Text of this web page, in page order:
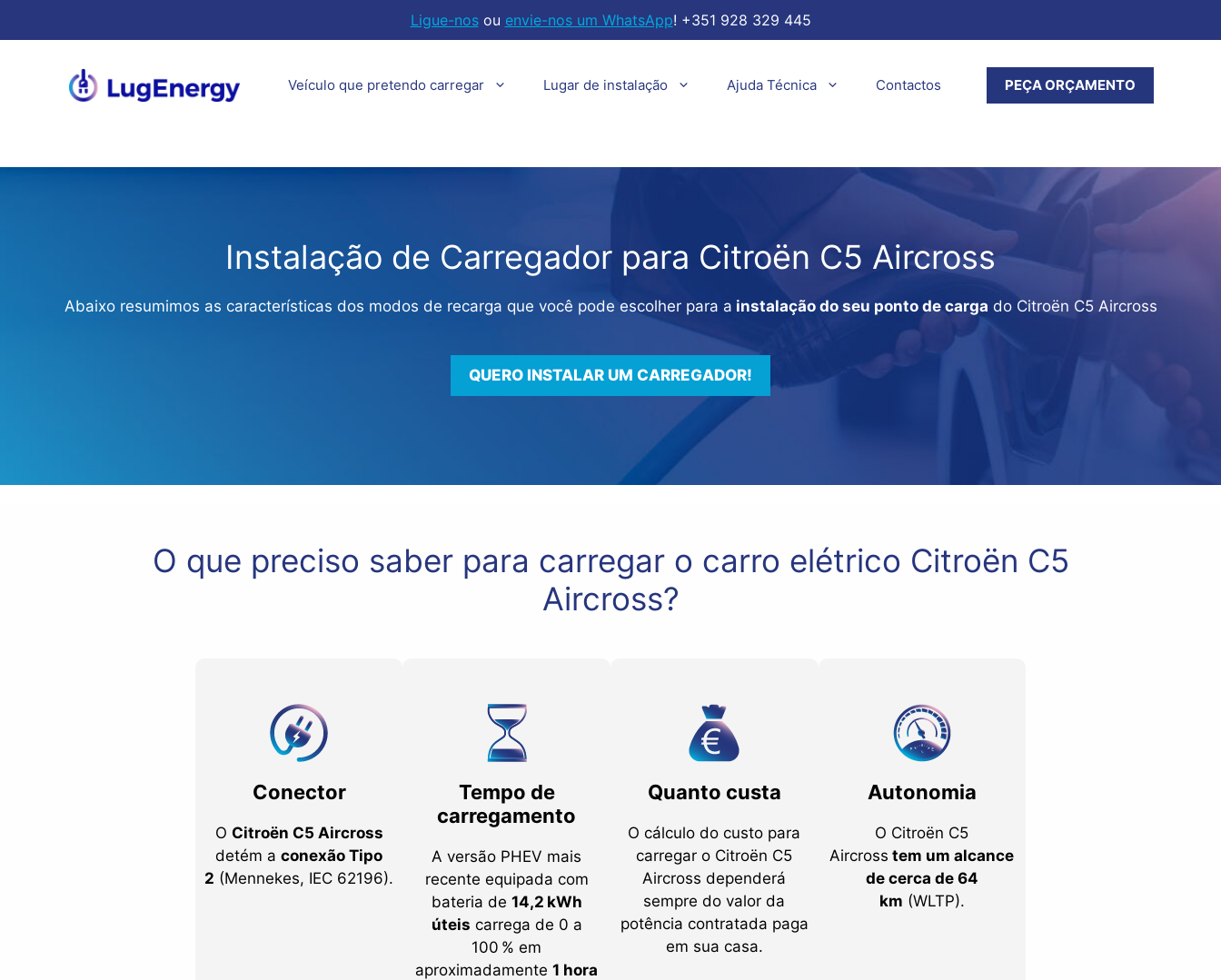
Ligue-nosou envie-nos um WhatsApp! +351 928 329 445
Veículo que pretendo carregar Lugar de instalação Ajuda Técnica Contactos PEÇA ORÇAMENTO
Instalação de Carregador para Citroën C5 Aircross
Abaixo resumimos as características dos modos de recarga que você pode escolher para a instalação do seu ponto de carga do Citroën C5 Aircross
QUERO INSTALAR UM CARREGADOR!
O que preciso saber para carregar o carro elétrico Citroën C5
Aircross?
Conector
O Citroën C5 Aircross
detém aconexão Tipo
2 (Mennekes, IEC 62196).
Tempo de
carregamento
A versão PHEV mais
recente equipada com
bateria de 14,2 kWh
úteis carrega de 0 a
100 % em
aproximadamente1 hora
Quanto custa
O cálculo do custo para
carregar o Citroën C5
Aircross dependerá
sempre do valor da
potência contratada paga
em sua casa.
Autonomia
O Citroën C5
Aircross tem um alcance
de cerca de 64
km (WLTP).